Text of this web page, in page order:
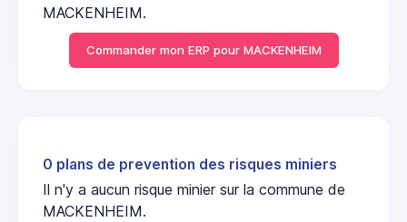
MACKENHEIM.
Commander mon ERP pour MACKENHEIM
0 plans de prevention des risques miniers
Il n'y a aucun risque minier sur la commune de
MACKENHEIM.